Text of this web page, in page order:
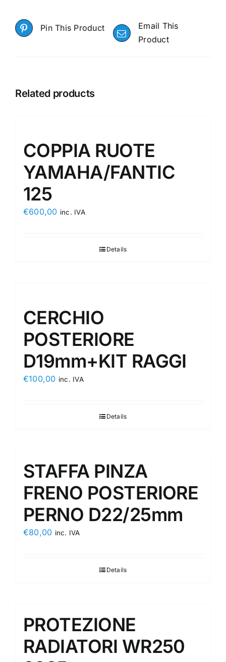
Pin This Product
Email This
Product
Related products
COPPIA RUOTE
YAMAHA/FANTIC
125
€600,00 inc. IVA
Details
CERCHIO
POSTERIORE
D19mm+KIT RAGGI
€100,00 inc. IVA
Details
STAFFA PINZA
FRENO POSTERIORE
PERNO D22/25mm
€80,00 inc. IVA
Details
PROTEZIONE
RADIATORI WR250